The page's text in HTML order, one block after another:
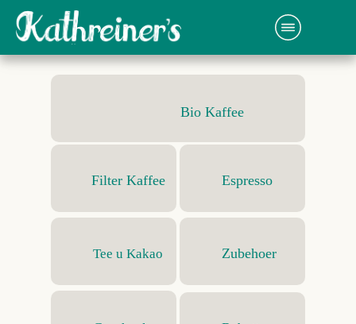
Zubehoer
Tee u Kakao
Espresso
Filter Kaffee
Bio Kaffee